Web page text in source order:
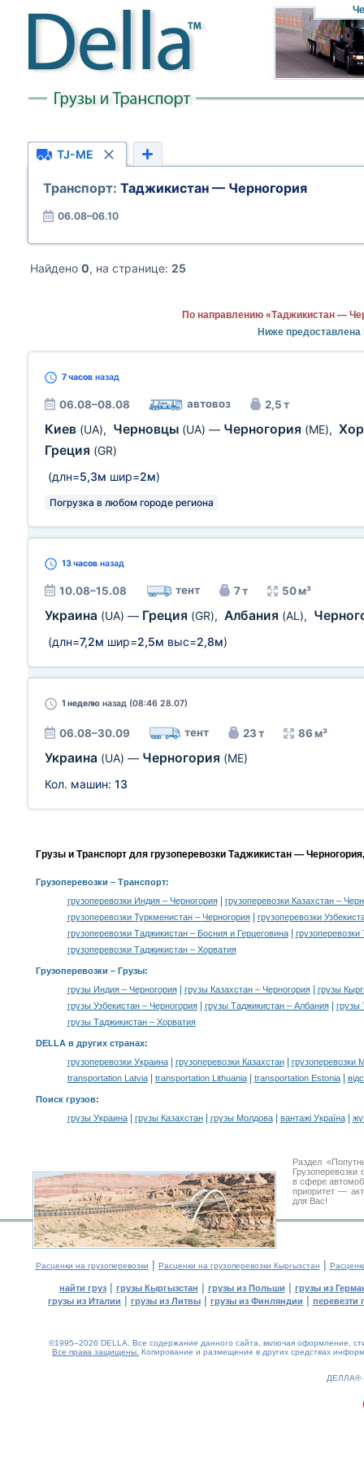
TJ-ME
Транспорт: Таджикистан — Черногория
06.08–06.10
Найдено 0, на странице: 25
По направлению «Таджикистан —
Ниже
7 часов назад
06.08–08.08 автовоз 2,5 т
Киев (UA), Черновцы (UA) — Черногория (ME),
Греция (GR)
(длн=5,3м шир=2м)
Погрузка в любом городе региона
13 часов назад
10.08–15.08 тент 7 т 50 м³
Украина (UA) — Греция (GR), Албания (AL),
(длн=7,2м шир=2,5м выс=2,8м)
1 неделю назад (08:46 28.07)
06.08–30.09 тент 23 т 86 м³
Украина (UA) — Черногория (ME)
Кол. машин: 13
Грузы и Транспорт для грузоперевозки Таджикистан —
Грузоперевозки – Транспорт:
грузоперевозки Индия – Черногория|
грузоперевозки Казахстан –
грузоперевозки Туркменистан – Черногория|
грузоперевозки
грузоперевозки Таджикистан – Босния и Герцеговина|
грузоперевозки Таджикистан – Хорватия
Грузоперевозки – Грузы:
грузы Индия – Черногория| грузы Казахстан – Черногория|
грузы
грузы Узбекистан – Черногория| грузы Таджикистан – Албания|
грузы
грузы Таджикистан – Хорватия
DELLA в других странах:
грузоперевозки Украина| грузоперевозки Казахстан|
грузоперевозки
transportation Latvia| transportation Lithuania| transportation Estonia|
Поиск грузов:
грузы Украина| грузы Казахстан| грузы Молдова| вантажі Україна|
Раздел
в сфере
приоритет —
для Вас!
Расценки на грузоперевозки | Расценки на грузоперевозки Кыргызстан |
найти груз| грузы Кыргызстан | грузы из Польши | грузы из
грузы из Италии | грузы из Литвы | грузы из Финляндии | перевезти
©1995–2026 DELLA. Все содержание данного сайта, включая оформление,
Все права защищены. Копирование и размещение в других средствах